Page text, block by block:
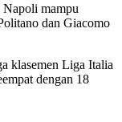
Napoli mampu
dan Giacomo
klasemen Liga Italia
dengan 18